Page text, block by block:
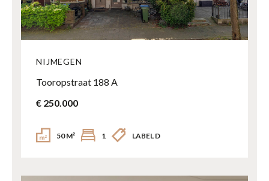
NIJMEGEN
Tooropstraat 188 A
€ 250.000
50 M² 1 LABEL D